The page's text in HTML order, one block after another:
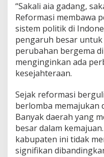
“Sakali aia gadang,
Reformasi membawa
sistem politik di
pengaruh besar untuk
perubahan bergema
menginginkan ada
kesejahteraan.
Sejak reformasi
berlomba memajukan
Banyak daerah yang
besar dalam
kabupaten ini tidak
signifikan